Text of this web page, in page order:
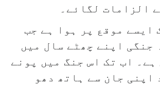
الزامات لگائے۔
ایسے موقع پر ہوا ہے جب
جنگی اپنے چھٹے سال میں
ہے۔ اب تک اس جنگ میں پونے
اپنی جان سے ہاتھ دھو